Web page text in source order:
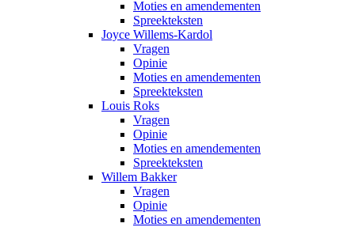
Moties en amendementen
Spreekteksten
Joyce Willems-Kardol
Vragen
Opinie
Moties en amendementen
Spreekteksten
Louis Roks
Vragen
Opinie
Moties en amendementen
Spreekteksten
Willem Bakker
Vragen
Opinie
Moties en amendementen